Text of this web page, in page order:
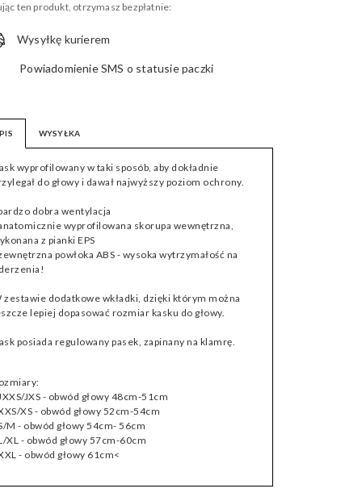
ten produkt, otrzymasz bezpłatnie:
Wysyłkę kurierem
Powiadomienie SMS o statusie paczki
WYSYŁKA
wyprofilowany w taki sposób, aby dokładnie
do głowy i dawał najwyższy poziom ochrony.
dobra wentylacja
wyprofilowana skorupa wewnętrzna,
z pianki EPS
powłoka ABS - wysoka wytrzymałość na
zestawie dodatkowe wkładki, dzięki którym można
lepiej dopasować rozmiar kasku do głowy.
posiada regulowany pasek, zapinany na klamrę.
JXS - obwód głowy 48cm-51cm
XS - obwód głowy 52cm-54cm
M - obwód głowy 54cm- 56cm
XL - obwód głowy 57cm-60cm
- obwód głowy 61cm<